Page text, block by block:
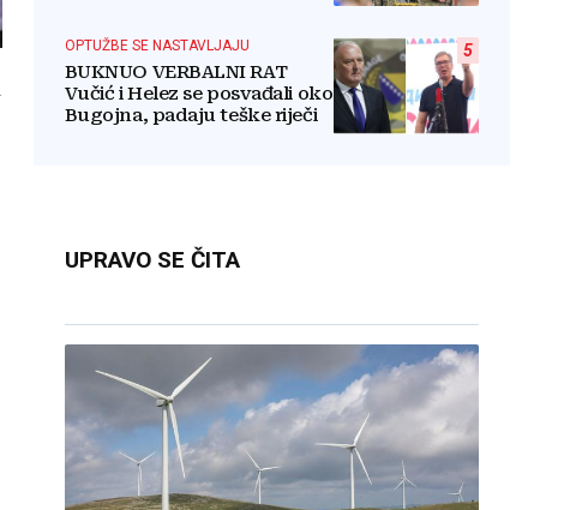
5
OPTUŽBE SE NASTAVLJAJU
BUKNUO VERBALNI RAT
Vučić i Helez se posvađali oko
Bugojna, padaju teške riječi
UPRAVO SE ČITA